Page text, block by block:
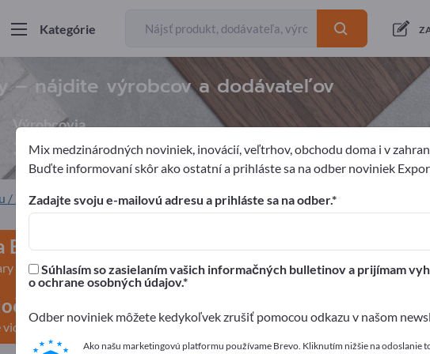
Kategórie
– nájdite výrobcov a dodávateľov
Výrobcovia
/ Zariadenie inštitúcií Zariadenia pre obchody Pokladnicné systémy
Exportpages!
– Obchodné kontakty >> začnite tu
a svoje produkty na Exportpages.
viditeľnosť>> zverejniť tu
Mix medzinárodných noviniek, inovácií, veľtrhov, obchodu doma i v
Buďte informovaní skôr ako ostatní a prihláste sa na odber noviniek
Zadajte svoju e-mailovú adresu a prihláste sa na odber.
Súhlasím so zasielaním vašich informačných bulletinov a prijímam
o ochrane osobných údajov.
Odber noviniek môžete kedykoľvek zrušiť pomocou odkazu v našom
Ako našu marketingovú platformu používame Brevo. Kliknutím nižšie na odoslanie